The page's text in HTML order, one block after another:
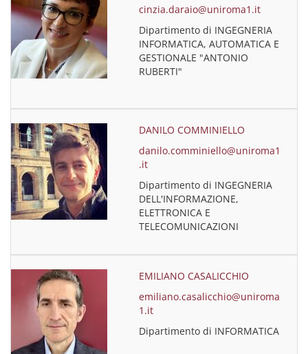
cinzia.daraio@uniroma1.it
Dipartimento di INGEGNERIA
INFORMATICA, AUTOMATICA E
GESTIONALE "ANTONIO
RUBERTI"
DANILO COMMINIELLO
danilo.comminiello@uniroma1
.it
Dipartimento di INGEGNERIA
DELL'INFORMAZIONE,
ELETTRONICA E
TELECOMUNICAZIONI
EMILIANO CASALICCHIO
emiliano.casalicchio@uniroma
1.it
Dipartimento di INFORMATICA